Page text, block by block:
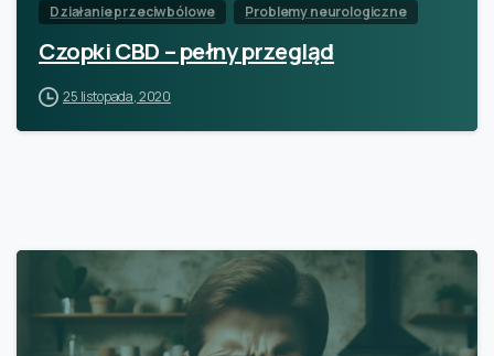
Działanie przeciwbólowe Problemy neurologiczne
Czopki CBD – pełny przegląd
25 listopada, 2020